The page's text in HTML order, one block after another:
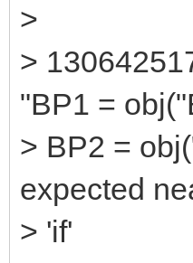
>
>
"BP1 =
> BP2 =
expected
> 'if'